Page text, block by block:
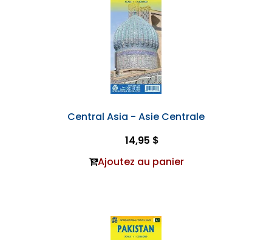
Central Asia - Asie Centrale
14,95 $
Ajoutez au panier